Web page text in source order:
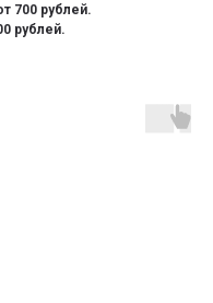
700 рублей.
рублей.